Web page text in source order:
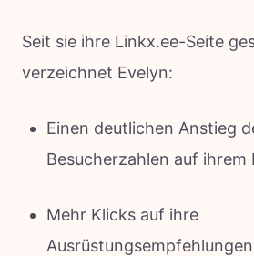
Seit sie ihre Linkx.ee-Seite
verzeichnet Evelyn:
Einen deutlichen Anstieg
Besucherzahlen auf ihrem
Mehr Klicks auf ihre
Ausrüstungsempfehlungen